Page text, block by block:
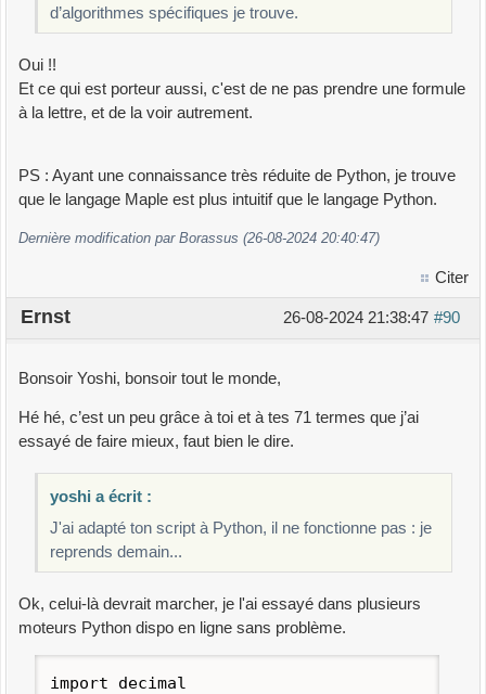
d’algorithmes spécifiques je trouve.
Oui !!
Et ce qui est porteur aussi, c'est de ne pas prendre une formule
à la lettre, et de la voir autrement.
PS : Ayant une connaissance très réduite de Python, je trouve
que le langage Maple est plus intuitif que le langage Python.
Dernière modification par Borassus (26-08-2024 20:40:47)
Citer
#90
26-08-2024 21:38:47
Ernst
Bonsoir Yoshi, bonsoir tout le monde,
Hé hé, c’est un peu grâce à toi et à tes 71 termes que j’ai
essayé de faire mieux, faut bien le dire.
yoshi a écrit :
J'ai adapté ton script à Python, il ne fonctionne pas : je
reprends demain...
Ok, celui-là devrait marcher, je l'ai essayé dans plusieurs
moteurs Python dispo en ligne sans problème.
import decimal